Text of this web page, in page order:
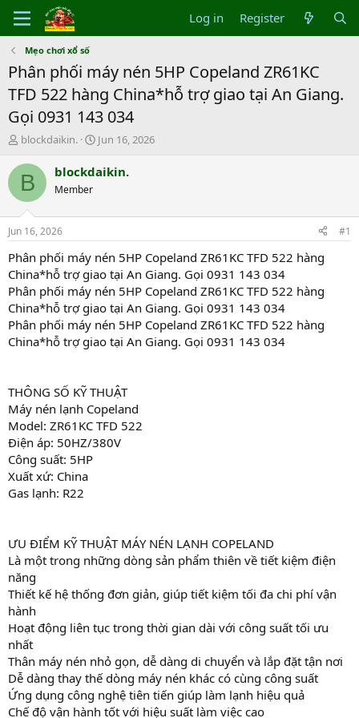
Log in Register
Mẹo chơi xổ số
Phân phối máy nén 5HP Copeland ZR61KC
TFD 522 hàng China*hỗ trợ giao tại An Giang.
Gọi 0931 143 034
T
r
e
d
t
a
r
t
e
r
blockdaikin.
S
a
t
e
Jun 16, 2026
B blockdaikin.
Member
Jun 16, 2026 #1
Phân phối máy nén 5HP Copeland ZR61KC TFD 522 hàng
China*hỗ trợ giao tại An Giang. Gọi 0931 143 034
Phân phối máy nén 5HP Copeland ZR61KC TFD 522 hàng
China*hỗ trợ giao tại An Giang. Gọi 0931 143 034
Phân phối máy nén 5HP Copeland ZR61KC TFD 522 hàng
China*hỗ trợ giao tại An Giang. Gọi 0931 143 034
THÔNG SỐ KỸ THUẬT
Máy nén lạnh Copeland
Model: ZR61KC TFD 522
Điện áp: 50HZ/380V
Công suất: 5HP
Xuất xứ: China
Gas lạnh: R22
ƯU ĐIỂM KỸ THUẬT MÁY NÉN LẠNH COPELAND
Là một trong những dòng sản phẩm thiên về tiết kiệm điện
năng
Thiết kế hệ thống đơn giản, giúp tiết kiệm tối đa chi phí vận
hành
Hoạt động liên tục trong thời gian dài với công suất tối ưu
nhất
Thân máy nén nhỏ gọn, dễ dàng di chuyển và lắp đặt tận nơi
Dễ dàng thay thế dòng máy nén khác có cùng công suất
Ứng dụng công nghệ tiên tiến giúp làm lạnh hiệu quả
Chế độ vận hành tốt với hiệu suất làm việc cao